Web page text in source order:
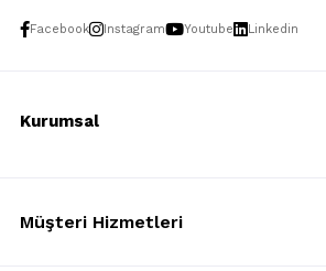
Facebook Instagram Youtube Linkedin
Kurumsal
Müşteri Hizmetleri